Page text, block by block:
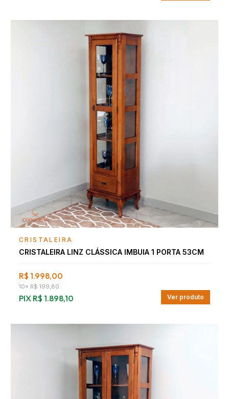
CRISTALEIRA
CRISTALEIRA LINZ CLÁSSICA IMBUIA 1 PORTA 53CM
R$ 1.998,00
10× R$ 199,80
PIX R$ 1.898,10 Ver produto